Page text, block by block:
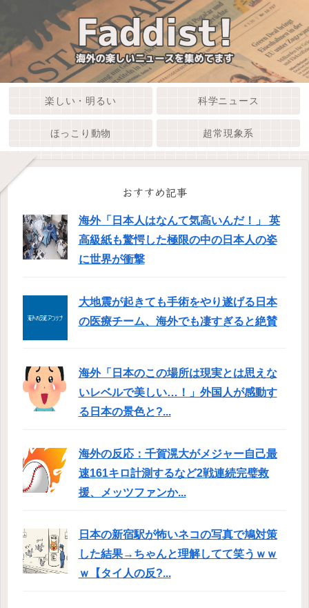
楽しい・明るい 科学ニュース
ほっこり動物 超常現象系
おすすめ記事
海外「日本人はなんて気高いんだ！」 英
高級紙も驚愕した極限の中の日本人の姿
に世界が衝撃
大地震が起きても手術をやり遂げる日本
の医療チーム、海外でも凄すぎると絶賛
海外「日本のこの場所は現実とは思えな
いレベルで美しい…！」外国人が感動す
る日本の景色と?...
海外の反応：千賀滉大がメジャー自己最
速161キロ計測するなど2戦連続完璧救
援、メッツファンか...
日本の新宿駅が怖いネコの写真で鳩対策
した結果→ちゃんと理解してて笑うｗｗ
ｗ【タイ人の反?...